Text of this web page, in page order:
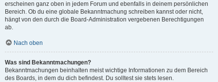
erscheinen ganz oben in jedem Forum und ebenfalls in deinem persönlichen
Bereich. Ob du eine globale Bekanntmachung schreiben kannst oder nicht,
hängt von den durch die Board-Administration vergebenen Berechtigungen
ab.
Nach oben
Was sind Bekanntmachungen?
Bekanntmachungen beinhalten meist wichtige Informationen zu dem Bereich
des Boards, in dem du dich befindest. Du solltest sie stets lesen.